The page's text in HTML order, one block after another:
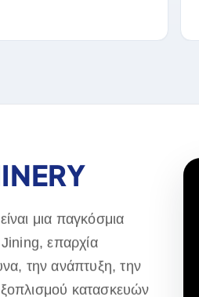
μια παγκόσμια
επαρχία
την ανάπτυξη, την
κατασκευών